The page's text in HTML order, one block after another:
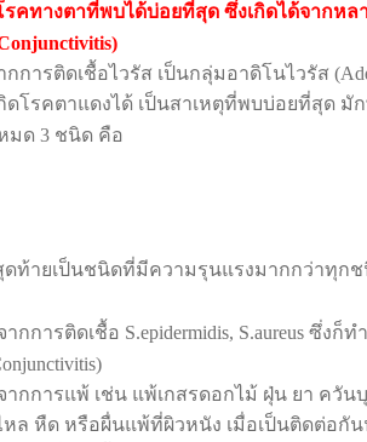
รคทางตาที่พบได้บ่อยที่สุด ซึ่งเกิดได้จากหล
กการติดเชื้อไวรัส เป็นกลุ่มอาดิโนไวรัส (
ดโรคตาแดงได้ เป็นสาเหตุที่พบบ่อยที่สุด
มด 3 ชนิด คือ
ท้ายเป็นชนิดที่มีความรุนแรงมากกว่าทุก
ากการติดเชื้อ S.epidermidis, S.aureus ซึ่งก็ท
ากการแพ้ เช่น แพ้เกสรดอกไม้ ฝุ่น ยา ควั
ล หืด หรือผื่นแพ้ที่ผิวหนัง เมื่อเป็นติดต่อกั